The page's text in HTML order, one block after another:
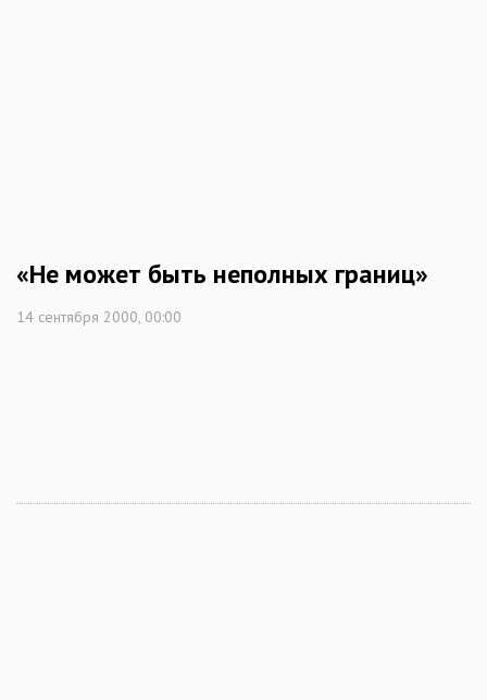
«Не может быть неполных границ»
14 сентября 2000, 00:00